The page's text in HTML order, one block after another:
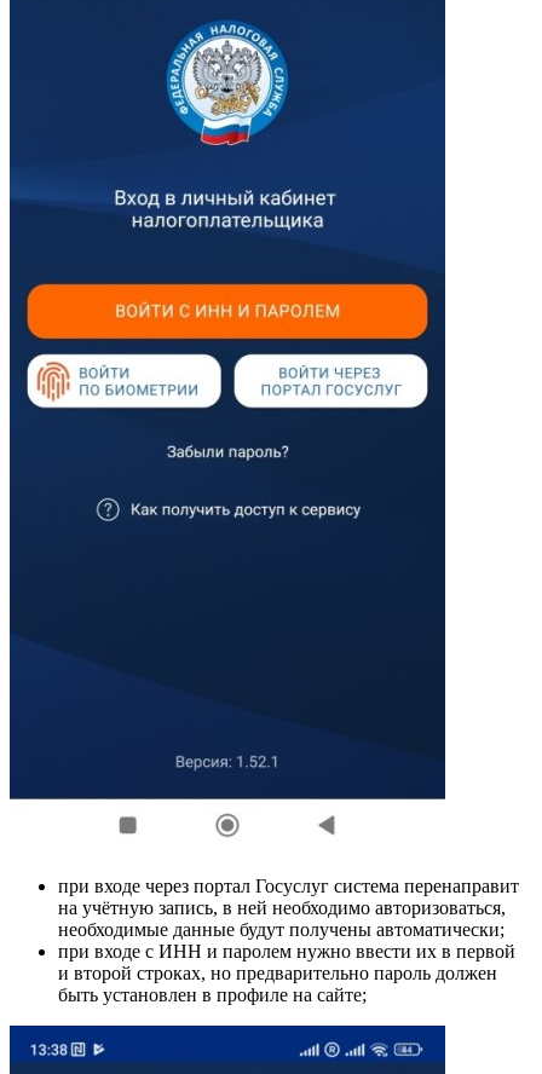
при входе через портал Госуслуг система перенаправит
на учётную запись, в ней необходимо авторизоваться,
необходимые данные будут получены автоматически;
при входе с ИНН и паролем нужно ввести их в первой
и второй строках, но предварительно пароль должен
быть установлен в профиле на сайте;